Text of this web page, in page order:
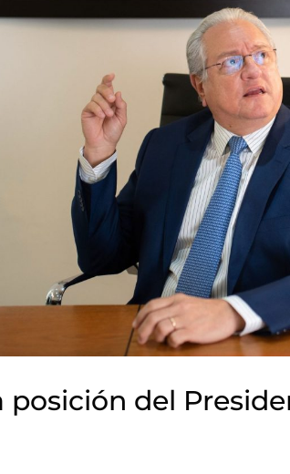
posición del